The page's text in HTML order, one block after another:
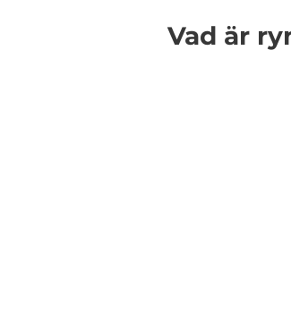
Vad är